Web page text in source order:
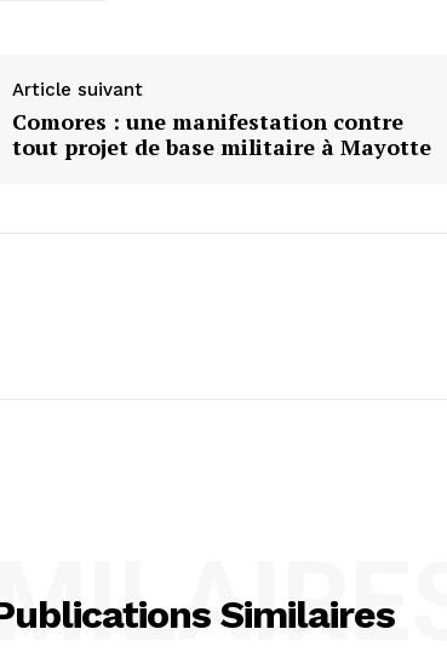
Article suivant
Comores : une manifestation contre
tout projet de base militaire à Mayotte
Similaires